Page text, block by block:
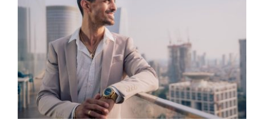
après
avoir
travaillé
en
France